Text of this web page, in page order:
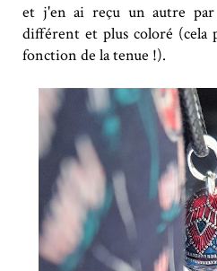
et j'en ai reçu un autre
différent et plus coloré (cela
fonction de la tenue !).